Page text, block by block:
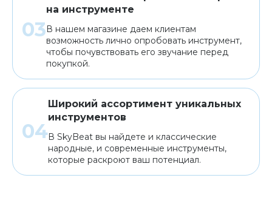
на инструменте
В нашем магазине даем клиентам
возможность лично опробовать инструмент,
чтобы почувствовать его звучание перед
покупкой.
Широкий ассортимент уникальных
инструментов
В SkyBeat вы найдете и классические
народные, и современные инструменты,
которые раскроют ваш потенциал.